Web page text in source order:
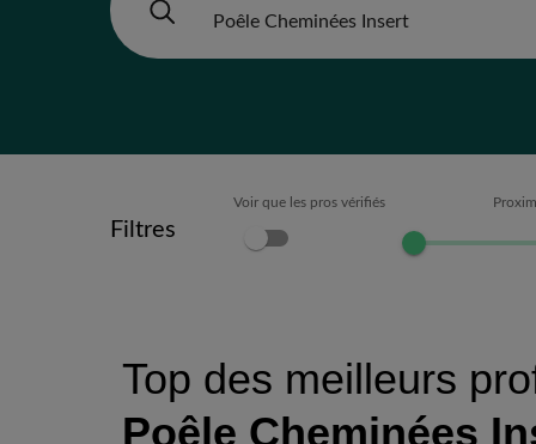
Filtres
Voir que les pros vérifiés
Top des meilleurs
Poêle Cheminées